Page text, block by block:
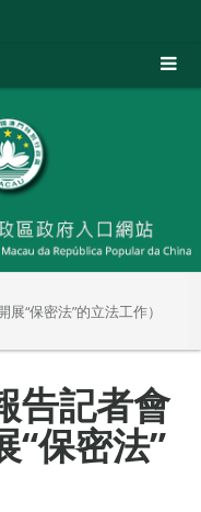
“保密法”的立法工作）
告記者會
“保密法”